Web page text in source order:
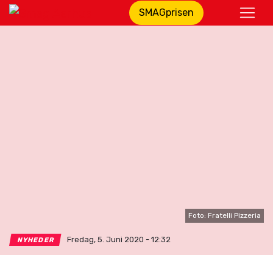
SMAGprisen
Foto: Fratelli Pizzeria
NYHEDER Fredag, 5. Juni 2020 - 12:32